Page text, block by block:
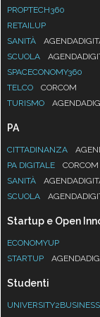
PROPTECH360
RETAILUP
SANITÀ
SCUOLA
SPACECONOMY360
TELCO
CORCOM
TURISMO
PA
CITTADINANZA
PA DIGITALE
CORCOM
SANITÀ
SCUOLA
Startup e Open
ECONOMYUP
STARTUP
Studenti
UNIVERSITY2BUSINESS